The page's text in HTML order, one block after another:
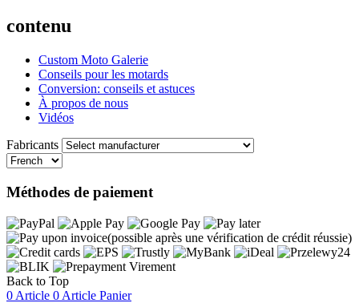
contenu
Custom Moto Galerie
Conseils pour les motards
Conversion: conseils et astuces
À propos de nous
Vidéos
Fabricants
Méthodes de paiement
Back to Top
0 Article 0 Article Panier